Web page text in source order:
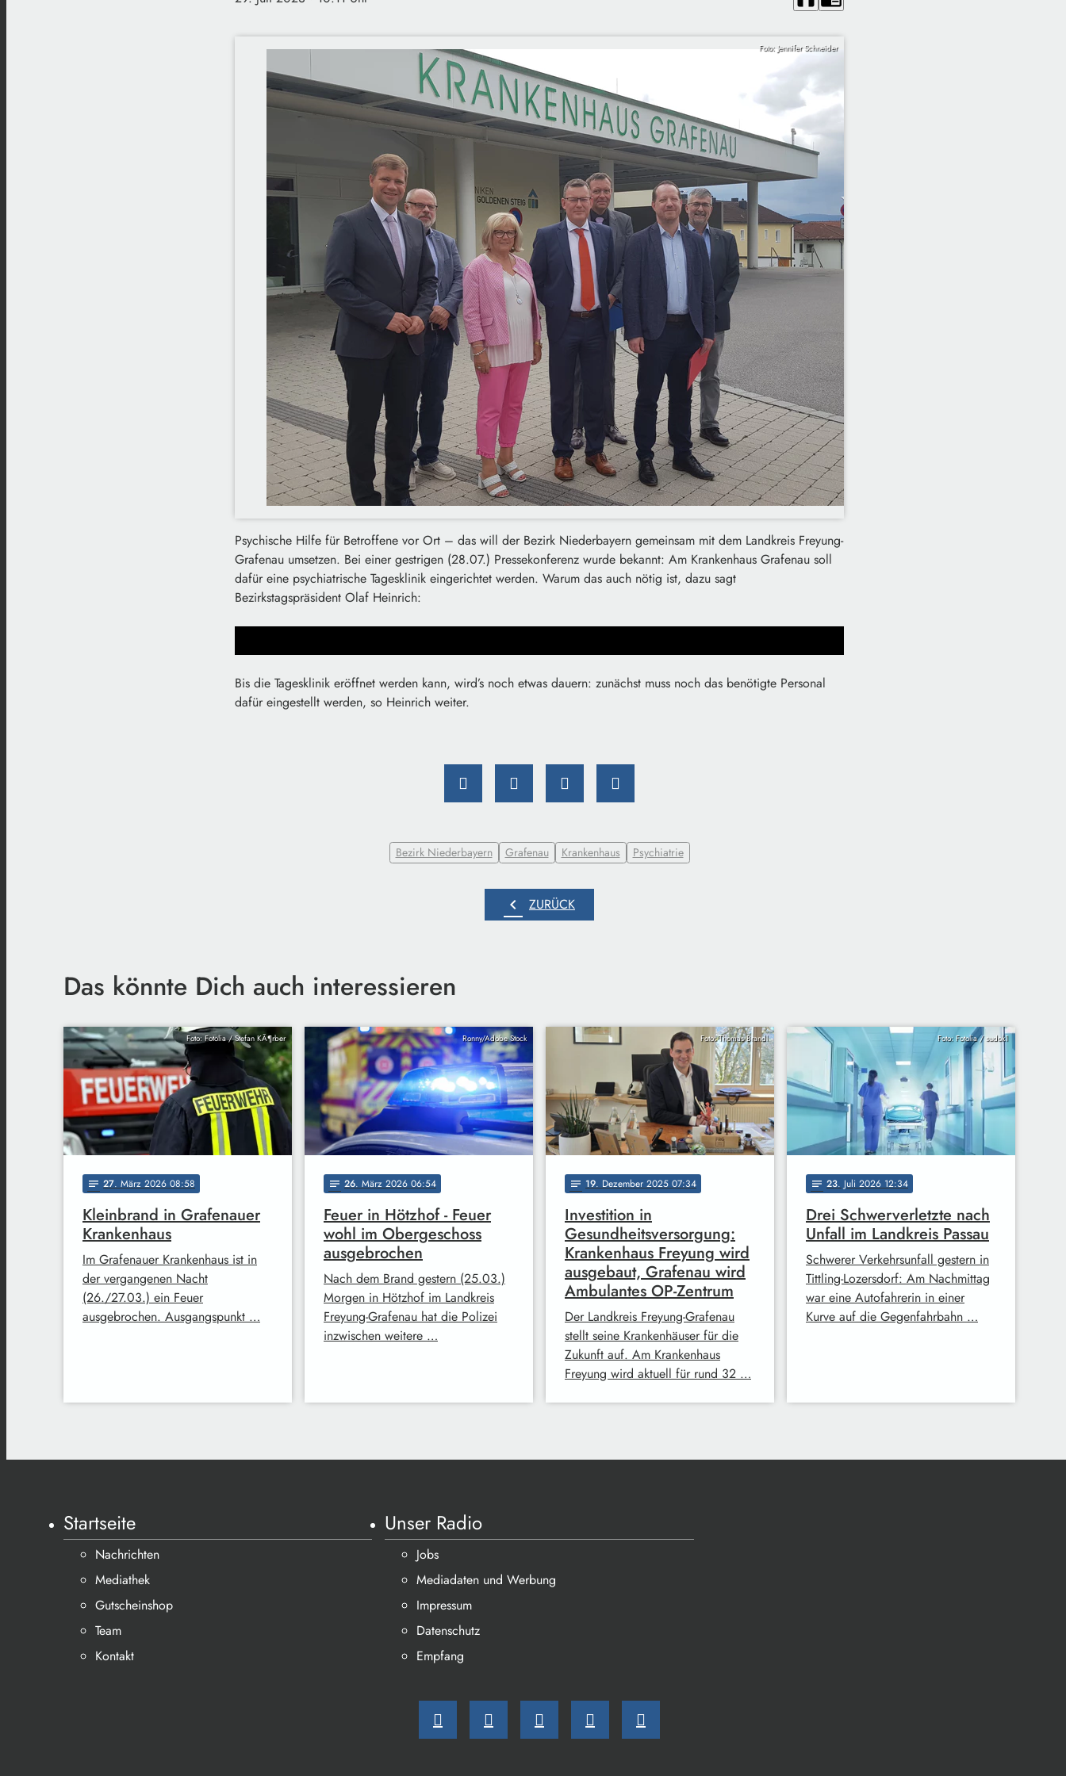
Foto: Jennifer Schneider
Psychische Hilfe für Betroffene vor Ort – das will der Bezirk Niederbayern gemeinsam mit dem Landkreis Freyung-
Grafenau umsetzen. Bei einer gestrigen (28.07.) Pressekonferenz wurde bekannt: Am Krankenhaus Grafenau soll
dafür eine psychiatrische Tagesklinik eingerichtet werden. Warum das auch nötig ist, dazu sagt
Bezirkstagspräsident Olaf Heinrich:
Bis die Tagesklinik eröffnet werden kann, wird’s noch etwas dauern: zunächst muss noch das benötigte Personal
dafür eingestellt werden, so Heinrich weiter.
Bezirk Niederbayern Grafenau Krankenhaus Psychiatrie
chevron_left ZURÜCK
Das könnte Dich auch interessieren
Foto: Fotolia / Stefan KÃ¶rber
notes 27. März 2026 08:58
Kleinbrand in Grafenauer
Krankenhaus
Im Grafenauer Krankenhaus ist in
der vergangenen Nacht
(26./27.03.) ein Feuer
ausgebrochen. Ausgangspunkt …
Ronny/Adobe Stock
notes 26. März 2026 06:54
Feuer in Hötzhof - Feuer
wohl im Obergeschoss
ausgebrochen
Nach dem Brand gestern (25.03.)
Morgen in Hötzhof im Landkreis
Freyung-Grafenau hat die Polizei
inzwischen weitere …
Foto: Thomas Brandl
notes 19. Dezember 2025 07:34
Investition in
Gesundheitsversorgung:
Krankenhaus Freyung wird
ausgebaut, Grafenau wird
Ambulantes OP-Zentrum
Der Landkreis Freyung-Grafenau
stellt seine Krankenhäuser für die
Zukunft auf. Am Krankenhaus
Freyung wird aktuell für rund 32 …
Foto: Fotolia / sudok1
notes 23. Juli 2026 12:34
Drei Schwerverletzte nach
Unfall im Landkreis Passau
Schwerer Verkehrsunfall gestern in
Tittling-Lozersdorf: Am Nachmittag
war eine Autofahrerin in einer
Kurve auf die Gegenfahrbahn …
Startseite
Nachrichten
Mediathek
Gutscheinshop
Team
Kontakt
Unser Radio
Jobs
Mediadaten und Werbung
Impressum
Datenschutz
Empfang